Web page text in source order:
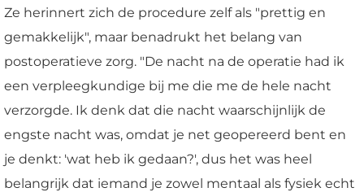
Ze herinnert zich de procedure zelf als "prettig en
gemakkelijk", maar benadrukt het belang van
postoperatieve zorg. "De nacht na de operatie had ik
een verpleegkundige bij me die me de hele nacht
verzorgde. Ik denk dat die nacht waarschijnlijk de
engste nacht was, omdat je net geopereerd bent en
je denkt: 'wat heb ik gedaan?', dus het was heel
belangrijk dat iemand je zowel mentaal als fysiek echt